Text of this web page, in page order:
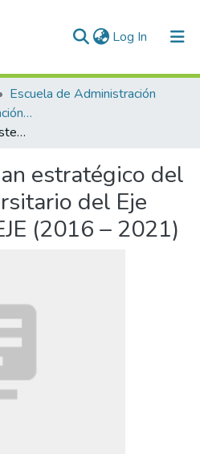
Log In (current)
Escuela de Administración
Maestría en Administración - MBA (tesis)
Plan estratégico del Sistema Universitario del Eje Cafetero - SUEJE (2016 – 2021)
estratégico del
del Eje
(2016 – 2021)